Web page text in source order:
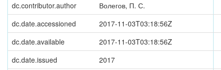
dc.contributor.author
Волегов, П. С.
dc.date.accessioned
2017-11-03T03:18:56Z
dc.date.available
2017-11-03T03:18:56Z
dc.date.issued
2017